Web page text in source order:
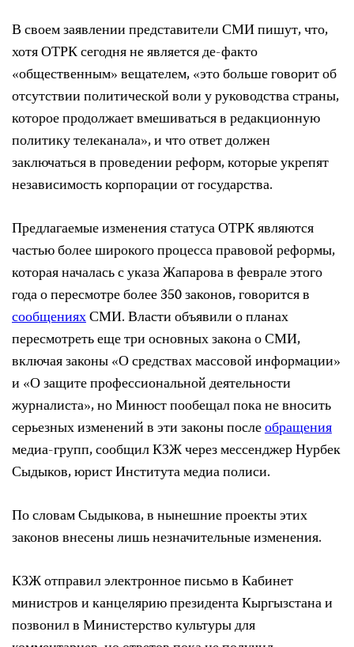
В своем заявлении представители СМИ пишут, что,
хотя ОТРК сегодня не является де-факто
«общественным» вещателем, «это больше говорит об
отсутствии политической воли у руководства страны,
которое продолжает вмешиваться в редакционную
политику телеканала», и что ответ должен
заключаться в проведении реформ, которые укрепят
независимость корпорации от государства.
Предлагаемые изменения статуса ОТРК являются
частью более широкого процесса правовой реформы,
которая началась с указа Жапарова в феврале этого
года о пересмотре более 350 законов, говорится в
сообщенияхСМИ. Власти объявили о планах
пересмотреть еще три основных закона о СМИ,
включая законы «О средствах массовой информации»
и «О защите профессиональной деятельности
журналиста», но Минюст пообещал пока не вносить
серьезных изменений в эти законы послеобращения
медиа-групп, сообщил КЗЖ через мессенджер Нурбек
Сыдыков, юрист Института медиа полиси.
По словам Сыдыкова, в нынешние проекты этих
законов внесены лишь незначительные изменения.
КЗЖ отправил электронное письмо в Кабинет
министров и канцелярию президента Кыргызстана и
позвонил в Министерство культуры для